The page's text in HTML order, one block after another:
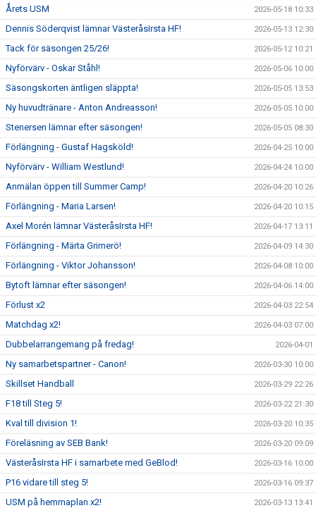
Årets USM 2026-05-18 10:33
Dennis Söderqvist lämnar VästeråsIrsta HF! 2026-05-13 12:30
Tack för säsongen 25/26! 2026-05-12 10:21
Nyförvärv - Oskar Ståhl! 2026-05-06 10:00
Säsongskorten äntligen släppta! 2026-05-05 13:53
Ny huvudtränare - Anton Andreasson! 2026-05-05 10:00
Stenersen lämnar efter säsongen! 2026-05-05 08:30
Förlängning - Gustaf Hagsköld! 2026-04-25 10:00
Nyförvärv - William Westlund! 2026-04-24 10:00
Anmälan öppen till Summer Camp! 2026-04-20 10:26
Förlängning - Maria Larsen! 2026-04-20 10:15
Axel Morén lämnar VästeråsIrsta HF! 2026-04-17 13:11
Förlängning - Märta Grimerö! 2026-04-09 14:30
Förlängning - Viktor Johansson! 2026-04-08 10:00
Bytoft lämnar efter säsongen! 2026-04-06 14:00
Förlust x2 2026-04-03 22:54
Matchdag x2! 2026-04-03 07:00
Dubbelarrangemang på fredag! 2026-04-01
Ny samarbetspartner - Canon! 2026-03-30 10:00
Skillset Handball 2026-03-29 22:26
F18 till Steg 5! 2026-03-22 21:30
Kval till division 1! 2026-03-20 10:35
Föreläsning av SEB Bank! 2026-03-20 09:09
VästeråsIrsta HF i samarbete med GeBlod! 2026-03-16 10:00
P16 vidare till steg 5! 2026-03-16 09:37
USM på hemmaplan x2! 2026-03-13 13:41